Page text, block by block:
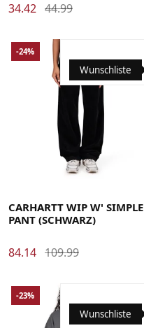
34.42 44.99
Wunschliste
-24%
CARHARTT WIP W' SIMPLE
PANT (SCHWARZ)
84.14 109.99
Wunschliste
-23%